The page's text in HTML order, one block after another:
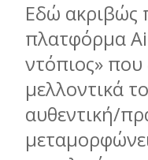
Εδώ ακριβώς
πλατφόρμα
ντόπιος» που
μελλοντικά
αυθεντική/